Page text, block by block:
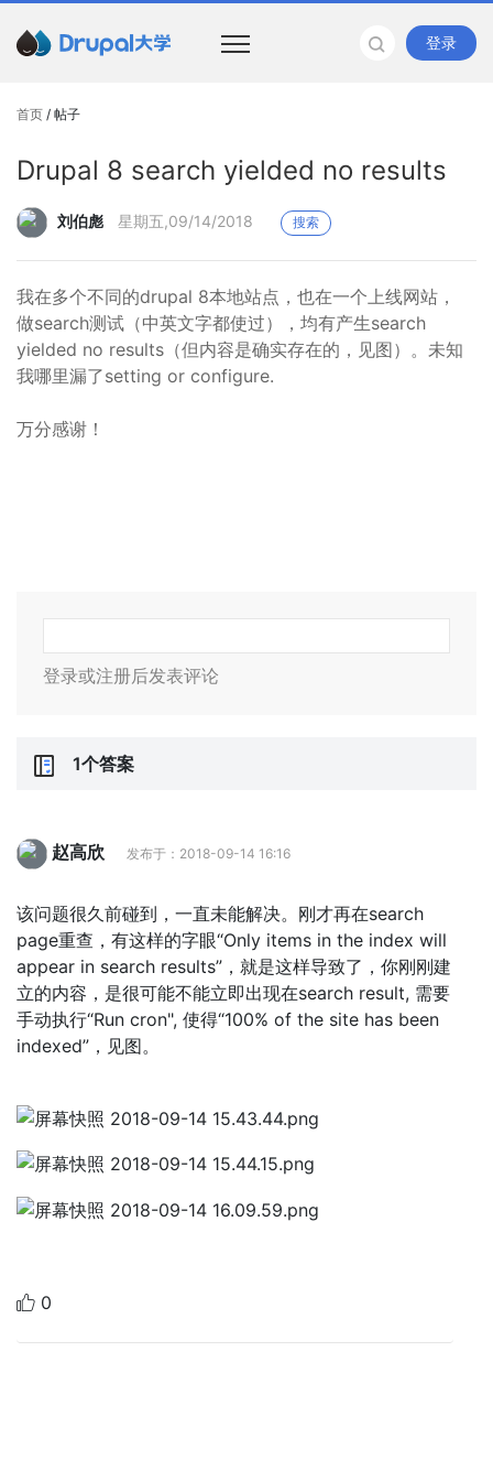
登录
首页 / 帖子
Drupal 8 search yielded no results
刘伯彪 星期五,09/14/2018 搜索
我在多个不同的drupal 8本地站点，也在一个上线网站，
做search测试（中英文字都使过），均有产生search
yielded no results（但内容是确实存在的，见图）。未知
我哪里漏了setting or configure.
万分感谢！
登录或注册后发表评论
1个答案
赵高欣 发布于：2018-09-14 16:16
该问题很久前碰到，一直未能解决。刚才再在search
page重查，有这样的字眼“Only items in the index will
appear in search results”，就是这样导致了，你刚刚建
立的内容，是很可能不能立即出现在search result, 需要
手动执行“Run cron", 使得“100% of the site has been
indexed”，见图。
0